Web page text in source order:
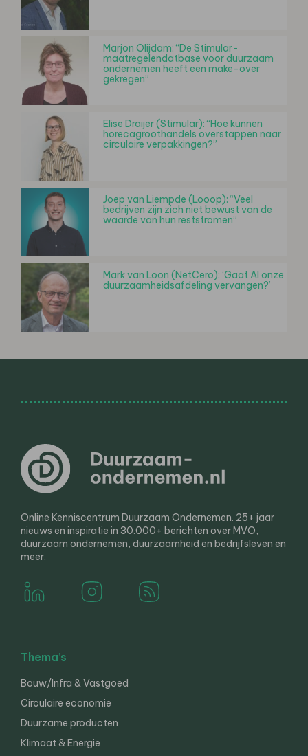
Marjon Olijdam: “De Stimular-
maatregelendatbase voor duurzaam
ondernemen heeft een make-over
gekregen”
Elise Draijer (Stimular): “Hoe kunnen
horecagroothandels overstappen naar
circulaire verpakkingen?”
Joep van Liempde (Looop): “Veel
bedrijven zijn zich niet bewust van de
waarde van hun reststromen”
Mark van Loon (NetCero): ‘Gaat AI onze
duurzaamheidsafdeling vervangen?’
Online Kenniscentrum Duurzaam Ondernemen. 25+ jaar
nieuws en inspiratie in 30.000+ berichten over MVO,
duurzaam ondernemen, duurzaamheid en bedrijfsleven en
meer.
Thema’s
Bouw/Infra & Vastgoed
Circulaire economie
Duurzame producten
Klimaat & Energie